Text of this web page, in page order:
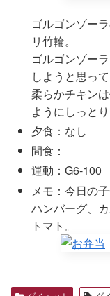
ゴルゴンゾー
リ竹輪。
ゴルゴンゾー
しようと思っ
柔らかチキン
ようにしっと
夕食：なし
間食：
運動：G6-100
メモ：今日の
ハンバーグ、
トマト。